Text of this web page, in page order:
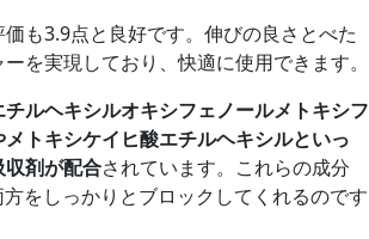
も3.9点と良好です。伸びの良さとべた
を実現しており、快適に使用できます。
チルヘキシルオキシフェノールメトキシフ
トキシケイヒ酸エチルヘキシルといっ
剤が配合されています。これらの成分
をしっかりとブロックしてくれるのです